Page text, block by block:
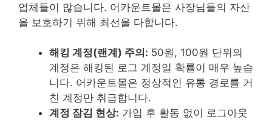
업체들이 많습니다. 어카운트몰은 사장님들의 자산
을 보호하기 위해 최선을 다합니다.
해킹 계정(랜계) 주의: 50원, 100원 단위의
계정은 해킹된 로그 계정일 확률이 매우 높습
니다. 어카운트몰은 정상적인 유통 경로를 거
친 계정만 취급합니다.
계정 잠김 현상: 가입 후 활동 없이 로그아웃